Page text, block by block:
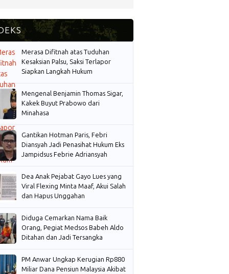
Merasa Difitnah atas Tuduhan
Kesaksian Palsu, Saksi Terlapor
Siapkan Langkah Hukum
Mengenal Benjamin Thomas Sigar,
Kakek Buyut Prabowo dari
Minahasa
Gantikan Hotman Paris, Febri
Diansyah Jadi Penasihat Hukum Eks
Jampidsus Febrie Adriansyah
Dea Anak Pejabat Gayo Lues yang
Viral Flexing Minta Maaf, Akui Salah
dan Hapus Unggahan
Diduga Cemarkan Nama Baik
Orang, Pegiat Medsos Babeh Aldo
Ditahan dan Jadi Tersangka
PM Anwar Ungkap Kerugian Rp880
Miliar Dana Pensiun Malaysia Akibat